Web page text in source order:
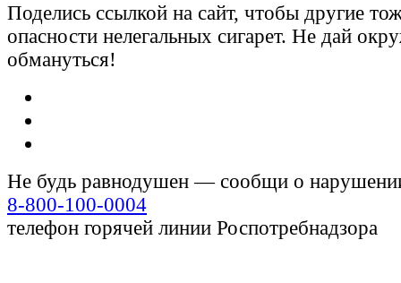
Поделись ссылкой на сайт, чтобы другие
опасности нелегальных сигарет. Не дай
обмануться!
Не будь равнодушен — сообщи о
8-800-100-0004
телефон горячей линии Роспотребнадзора